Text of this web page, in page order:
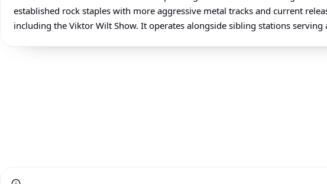
established rock staples with more aggressive metal tracks and current
including the Viktor Wilt Show. It operates alongside sibling stations